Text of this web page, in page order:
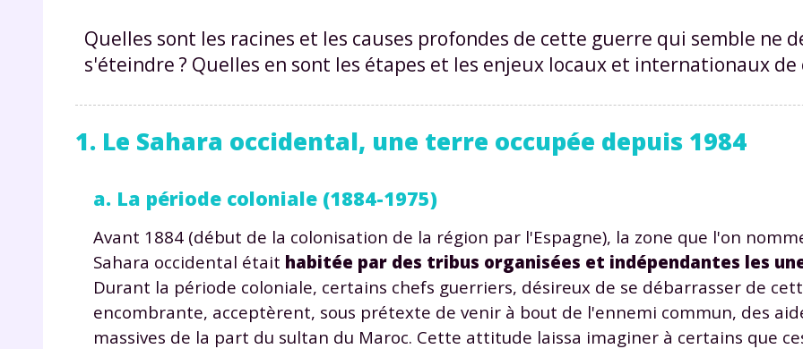
Quelles sont les racines et les causes profondes de cette guerre qui semble ne
s'éteindre ? Quelles en sont les étapes et les enjeux locaux et internationaux de
1. Le Sahara occidental, une terre occupée depuis 1984
a. La période coloniale (1884-1975)
Avant 1884 (début de la colonisation de la région par l'Espagne), la zone que l'on
Sahara occidental était habitée par des tribus organisées et indépendantes les
Durant la période coloniale, certains chefs guerriers, désireux de se débarrasser de
encombrante, acceptèrent, sous prétexte de venir à bout de l'ennemi commun, des
massives de la part du sultan du Maroc. Cette attitude laissa imaginer à certains que